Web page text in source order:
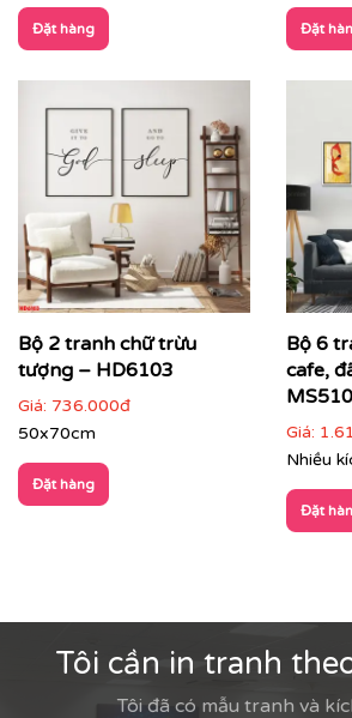
CHẤT LIỆU & CHẤT LƯỢNG TRANH
TạiPrintek
, mỗi bức tranh Indochine
tiêu chuẩn cao:
✨Chất liệu vải in cao cấp
Tăng độ bám mực, cho hình
động.
Đặt hàng Đặt
Bộ 2 tranh chữ trừu
tượng – HD6103
Giá: 736.000đ
50x70cm
Đặt hàng
Bộ 6
cafe,
Giá:
Nhiều
Đặt
Tôi cần in tranh
Tôi đã có mẫu tranh và